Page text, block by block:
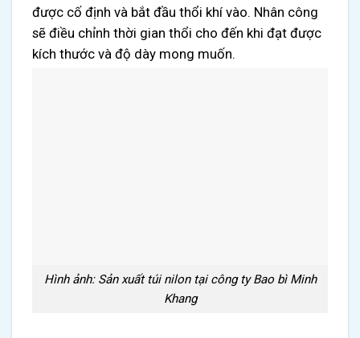
được cố định và bắt đầu thổi khí vào. Nhân công
sẽ điều chỉnh thời gian thổi cho đến khi đạt được
kích thước và độ dày mong muốn.
Hình ảnh: Sản xuất túi nilon tại công ty Bao bì Minh
Khang